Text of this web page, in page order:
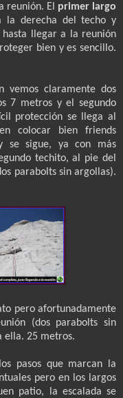
reunión. El primer largo
la derecha del techo y
hasta llegar a la reunión
bien y es sencillo.
vemos claramente dos
7 metros y el segundo
protección se llega al
colocar bien friends
se sigue, ya con más
techito, al pie del
parabolts sin argollas).
pero afortunadamente
(dos parabolts sin
ella. 25 metros.
pasos que marcan la
pero en los largos
patio, la escalada se